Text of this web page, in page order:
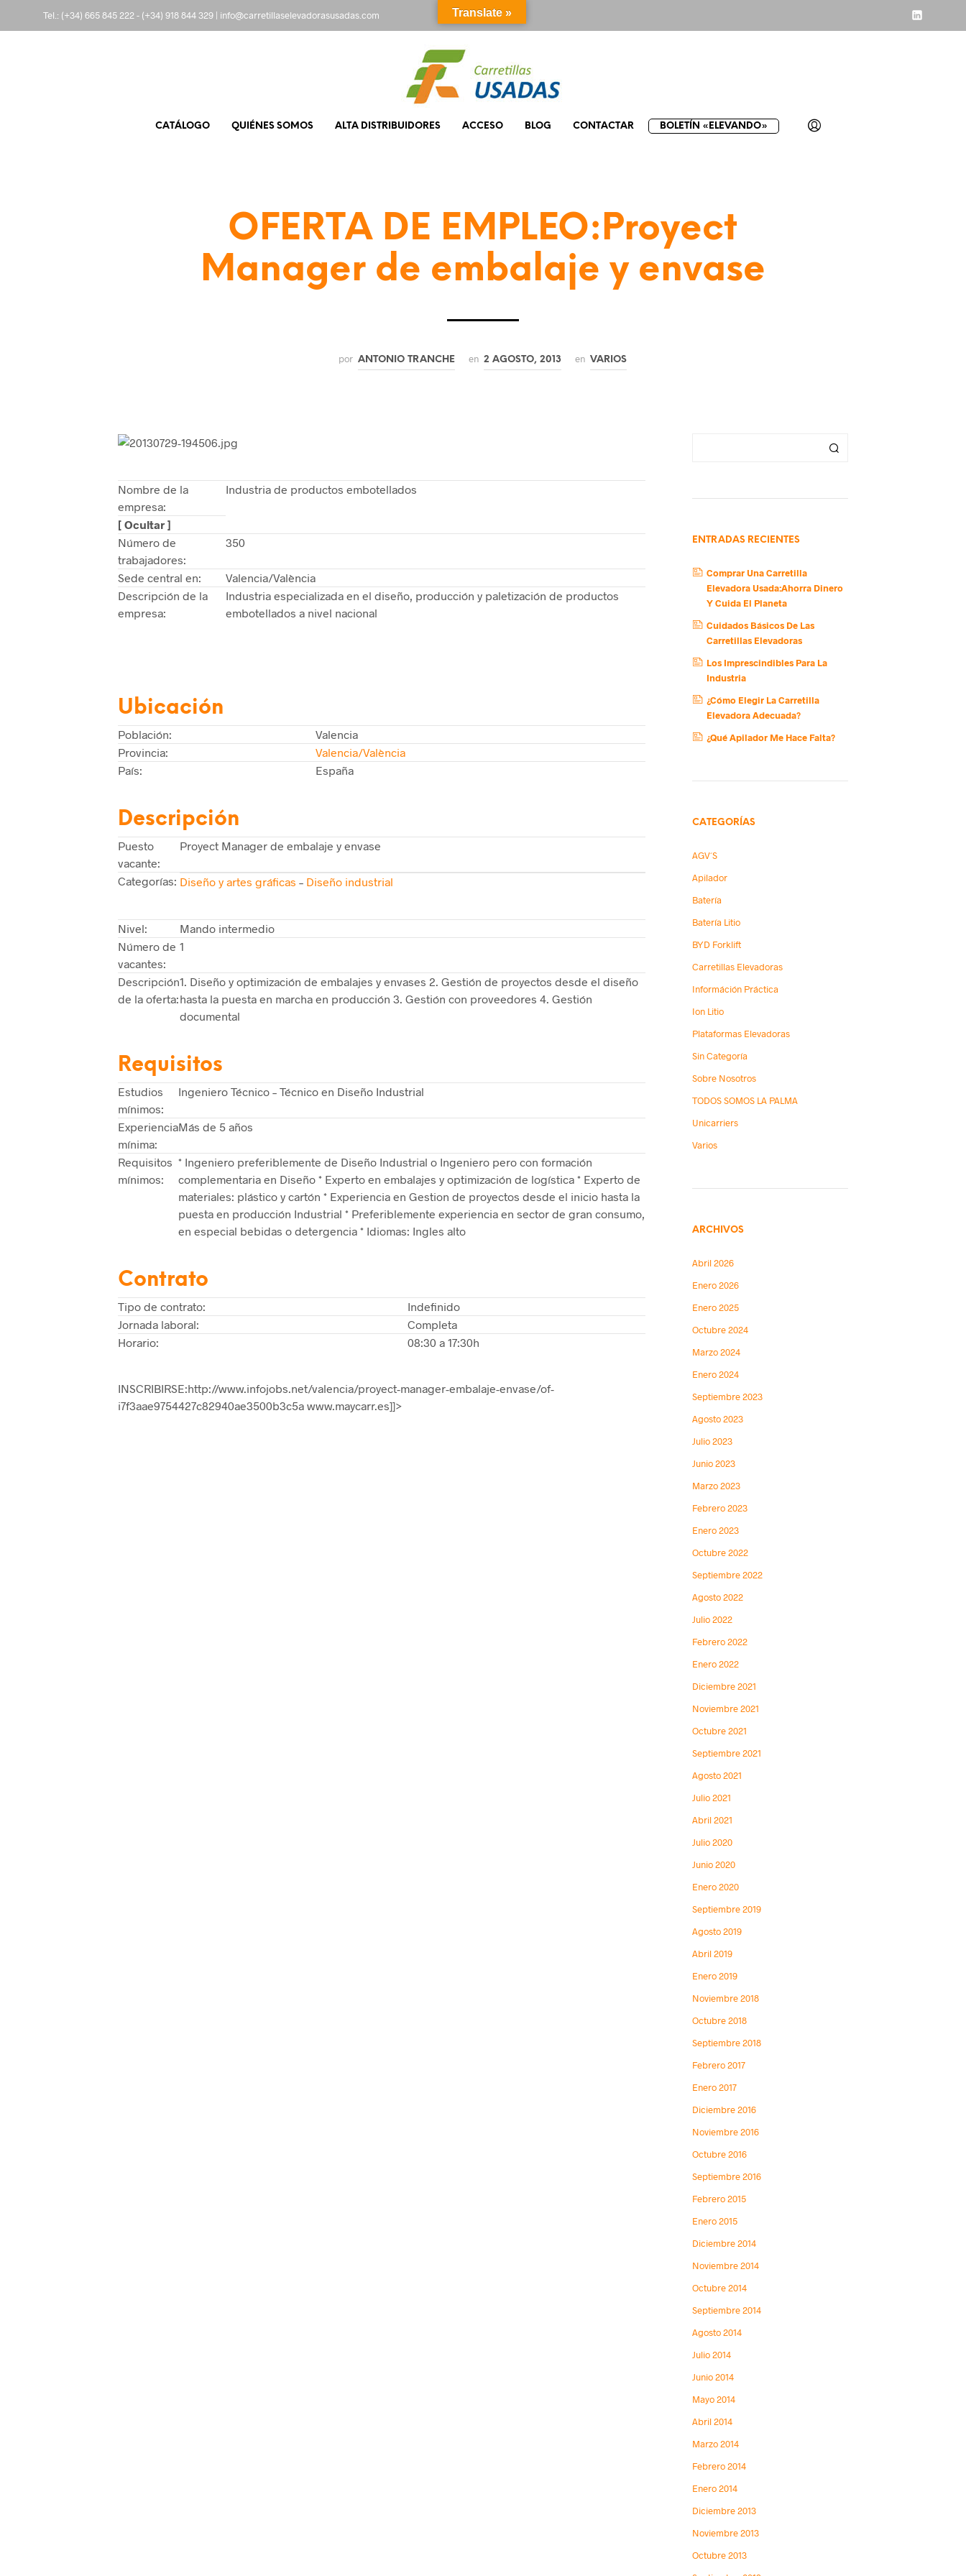
Tel.: (+34) 665 845 222- (+34) 918 844 329 | info@carretillaselevadorasusadas.com
CATÁLOGO QUIÉNES SOMOS ALTA DISTRIBUIDORES ACCESO BLOG CONTACTAR BOLETÍN «ELEVANDO»
OFERTA DE EMPLEO:Proyect
Manager de embalaje y envase
por ANTONIO TRANCHE en 2 AGOSTO, 2013 en VARIOS
Nombre de la
empresa:
Industria de productos embotellados
[ Ocultar ]
Número de
trabajadores:
350
Sede central en:
Valencia/València
Descripción de la
empresa:
Industria especializada en el diseño, producción y paletización de productos
embotellados a nivel nacional
Ubicación
Población:
Valencia
Provincia:
Valencia/València
País:
España
Descripción
Puesto
vacante:
Proyect Manager de embalaje y envase
Categorías: Diseño y artes gráficas – Diseño industrial
Nivel:
Mando intermedio
Número de
vacantes:
1
Descripción
de la oferta:
1. Diseño y optimización de embalajes y envases 2. Gestión de proyectos desde el diseño
hasta la puesta en marcha en producción 3. Gestión con proveedores 4. Gestión
documental
Requisitos
Estudios
mínimos:
Ingeniero Técnico – Técnico en Diseño Industrial
Experiencia
mínima:
Más de 5 años
Requisitos
mínimos:
* Ingeniero preferiblemente de Diseño Industrial o Ingeniero pero con formación
complementaria en Diseño * Experto en embalajes y optimización de logística * Experto de
materiales: plástico y cartón * Experiencia en Gestion de proyectos desde el inicio hasta la
puesta en producción Industrial * Preferiblemente experiencia en sector de gran consumo,
en especial bebidas o detergencia * Idiomas: Ingles alto
Contrato
Tipo de contrato:
Indefinido
Jornada laboral:
Completa
Horario:
08:30 a 17:30h
INSCRIBIRSE:http://www.infojobs.net/valencia/proyect-manager-embalaje-envase/of-
i7f3aae9754427c82940ae3500b3c5a www.maycarr.es]]>
ENTRADAS RECIENTES
Comprar Una Carretilla
Elevadora Usada:Ahorra Dinero
Y Cuida El Planeta
Cuidados Básicos De Las
Carretillas Elevadoras
Los Imprescindibles Para La
Industria
¿Cómo Elegir La Carretilla
Elevadora Adecuada?
¿Qué Apilador Me Hace Falta?
CATEGORÍAS
AGV´s
Apilador
Batería
Batería Litio
BYD Forklift
Carretillas Elevadoras
Információn Práctica
Ion Litio
Plataformas Elevadoras
Sin Categoría
Sobre Nosotros
TODOS SOMOS LA PALMA
Unicarriers
Varios
ARCHIVOS
Abril 2026
Enero 2026
Enero 2025
Octubre 2024
Marzo 2024
Enero 2024
Septiembre 2023
Agosto 2023
Julio 2023
Junio 2023
Marzo 2023
Febrero 2023
Enero 2023
Octubre 2022
Septiembre 2022
Agosto 2022
Julio 2022
Febrero 2022
Enero 2022
Diciembre 2021
Noviembre 2021
Octubre 2021
Septiembre 2021
Agosto 2021
Julio 2021
Abril 2021
Julio 2020
Junio 2020
Enero 2020
Septiembre 2019
Agosto 2019
Abril 2019
Enero 2019
Noviembre 2018
Octubre 2018
Septiembre 2018
Febrero 2017
Enero 2017
Diciembre 2016
Noviembre 2016
Octubre 2016
Septiembre 2016
Febrero 2015
Enero 2015
Diciembre 2014
Noviembre 2014
Octubre 2014
Septiembre 2014
Agosto 2014
Julio 2014
Junio 2014
Mayo 2014
Abril 2014
Marzo 2014
Febrero 2014
Enero 2014
Diciembre 2013
Noviembre 2013
Octubre 2013
Translate »